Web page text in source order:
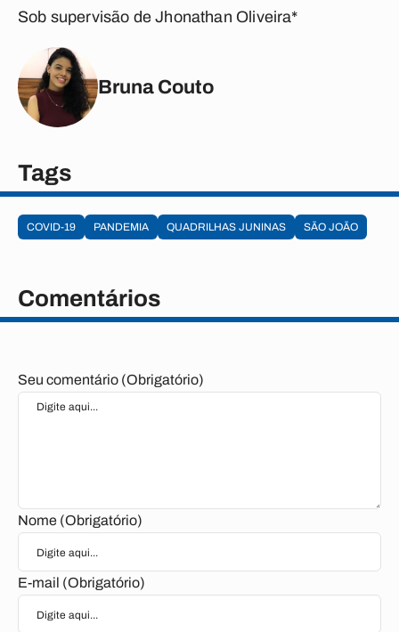
Sob supervisão de Jhonathan Oliveira*
Bruna Couto
Tags
COVID-19 PANDEMIA QUADRILHAS JUNINAS SÃO JOÃO
Comentários
Seu comentário (Obrigatório)
Nome (Obrigatório)
E-mail (Obrigatório)